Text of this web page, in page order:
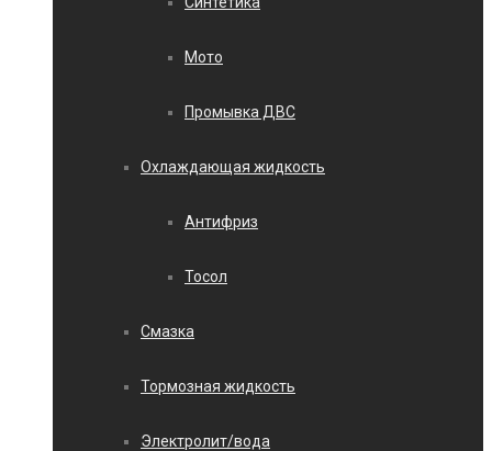
Мото
Промывка ДВС
Охлаждающая жидкость
Антифриз
Тосол
Смазка
Тормозная жидкость
Электролит/вода